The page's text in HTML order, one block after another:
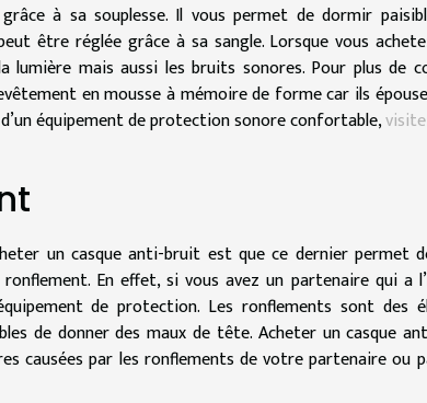
à sa souplesse. Il vous permet de dormir
être réglée grâce à sa sangle. Lorsque vous
lumière mais aussi les bruits sonores. Pour plus de
en mousse à mémoire de forme car ils
équipement de protection sonore confortable,
un casque anti-bruit est que ce dernier permet
En effet, si vous avez un partenaire qui a
de protection. Les ronflements sont des
de donner des maux de tête. Acheter un casque
causées par les ronflements de votre partenaire ou